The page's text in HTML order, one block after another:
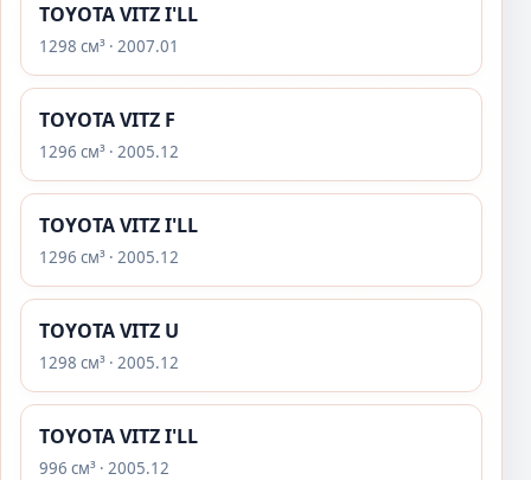
TOYOTA VITZ I'LL
1298 см³ · 2007.01
TOYOTA VITZ F
1296 см³ · 2005.12
TOYOTA VITZ I'LL
1296 см³ · 2005.12
TOYOTA VITZ U
1298 см³ · 2005.12
TOYOTA VITZ I'LL
996 см³ · 2005.12